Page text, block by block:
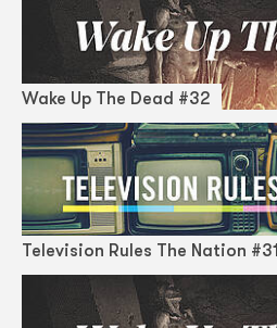
Wake Up The Dead #32
Television Rules The Nation #31